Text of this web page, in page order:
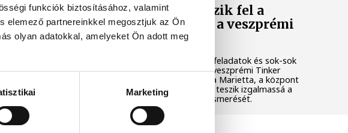
funkciók biztosításához, valamint
elemező partnereinkkel megosztjuk az Ön
olyan adatokkal, amelyeket Ön adott meg
Marketing
Játék közben fedezik fel a
tudomány világát a veszprémi
gyerekek
Látványos kísérletek, kreatív feladatok és sok-sok
élmény várja a gyerekeket a veszprémi Tinker
Labsben. Videónkban Balassa Marietta, a központ
vezetője mutatja be, hogyan teszik izgalmassá a
természettudományok megismerését.